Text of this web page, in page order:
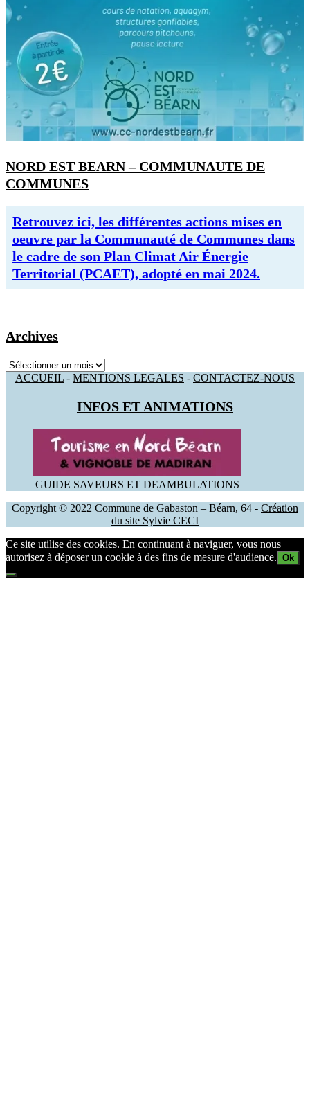
NORD EST BEARN – COMMUNAUTE DE
COMMUNES
Retrouvez ici, les différentes actions mises en
oeuvre par la Communauté de Communes dans
le cadre de son Plan Climat Air Énergie
Territorial (PCAET), adopté en mai 2024.
Archives
Archives
ACCUEIL - MENTIONS LEGALES - CONTACTEZ-NOUS
INFOS ET ANIMATIONS
GUIDE SAVEURS ET DEAMBULATIONS
Copyright © 2022 Commune de Gabaston – Béarn, 64 - Création
du site Sylvie CECI
Ce site utilise des cookies. En continuant à naviguer, vous nous
autorisez à déposer un cookie à des fins de mesure d'audience. Ok